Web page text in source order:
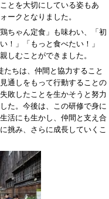
とを大切にしている姿もあ
ークとなりました。
ちゃん定食」も味わい、「初
！」「もっと食べたい！」
しむことができました。
ちは、仲間と協力すること
通しをもって行動することの
敗したことを生かそうと努力
た。今後は、この研修で身に
活にも生かし、仲間と支え合
挑み、さらに成長していくこ